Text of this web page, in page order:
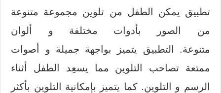
تطبيق يمكن الطفل من تلوين مجموعة متنوعة
من الصور بأدوات مختلفة و ألوان
متنوعة. التطبيق يتميز بواجهة جميلة و أصوات
ممتعة تصاحب التلوين مما يسعِد الطفل أثناء
الرسم و التلوين. كما يتميز بإمكانية التلوين بأكثر